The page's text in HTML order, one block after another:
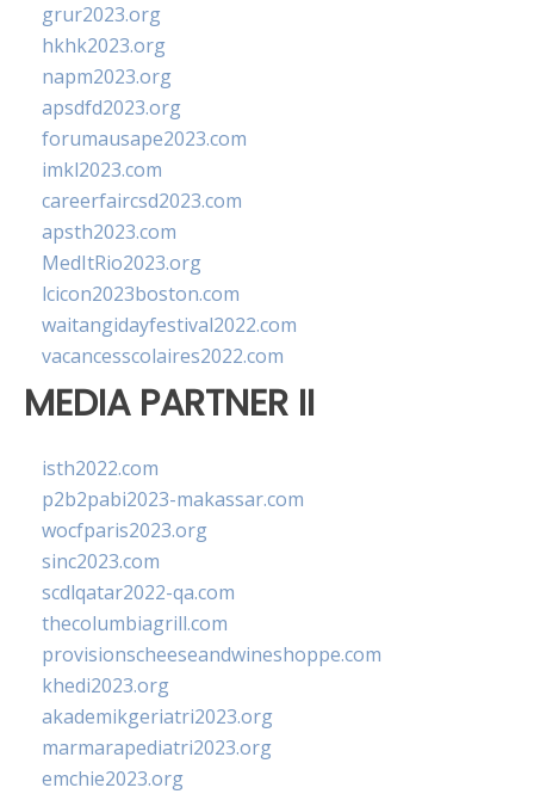
grur2023.org
hkhk2023.org
napm2023.org
apsdfd2023.org
forumausape2023.com
imkl2023.com
careerfaircsd2023.com
apsth2023.com
MedItRio2023.org
lcicon2023boston.com
waitangidayfestival2022.com
vacancesscolaires2022.com
MEDIA PARTNER II
isth2022.com
p2b2pabi2023-makassar.com
wocfparis2023.org
sinc2023.com
scdlqatar2022-qa.com
thecolumbiagrill.com
provisionscheeseandwineshoppe.com
khedi2023.org
akademikgeriatri2023.org
marmarapediatri2023.org
emchie2023.org